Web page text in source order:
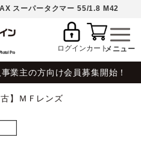
スーパータクマー 55/1.8 M42
ログインカート
業主の方向け会員募集開始！
古】ＭＦレンズ